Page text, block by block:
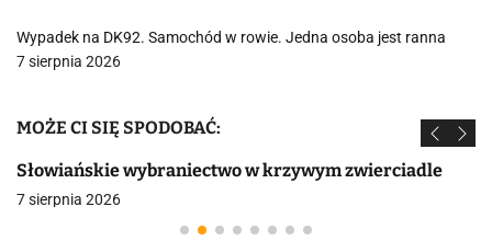
Wypadek na DK92. Samochód w rowie. Jedna osoba jest ranna
7 sierpnia 2026
MOŻE CI SIĘ SPODOBAĆ:
Słowiańskie wybraniectwo w krzywym zwierciadle
7 sierpnia 2026